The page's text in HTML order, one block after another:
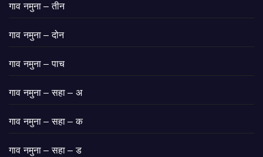
गाव नमुना – तीन
गाव नमुना – दोन
गाव नमुना – पाच
गाव नमुना – सहा – अ
गाव नमुना – सहा – क
गाव नमुना – सहा – ड